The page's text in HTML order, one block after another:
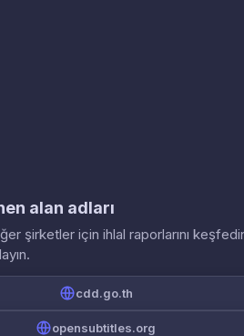
alan adları
şirketler için ihlal raporlarını
cdd.go.th
opensubtitles.org